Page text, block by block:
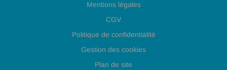
Mentions légales
CGV
Politique de confidentialité
Gestion des cookies
Plan de site